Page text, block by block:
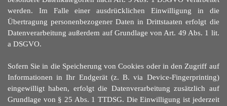
werden. Im Falle einer ausdrücklichen Einwilligung in die
Übertragung personenbezogener Daten in Drittstaaten erfolgt die
Datenverarbeitung außerdem auf Grundlage von Art. 49 Abs. 1 lit.
a DSGVO.
Sofern Sie in die Speicherung von Cookies oder in den Zugriff auf
Informationen in Ihr Endgerät (z. B. via Device-Fingerprinting)
eingewilligt haben, erfolgt die Datenverarbeitung zusätzlich auf
Grundlage von § 25 Abs. 1 TTDSG. Die Einwilligung ist jederzeit